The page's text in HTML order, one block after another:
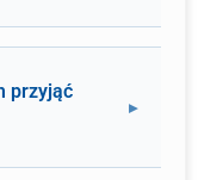
przyjąć